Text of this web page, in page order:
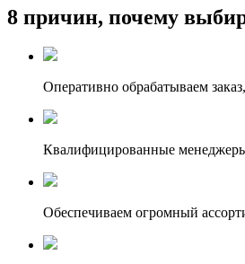
8 причин, почему
Оперативно обрабатываем
Квалифицированные
Обеспечиваем огромный